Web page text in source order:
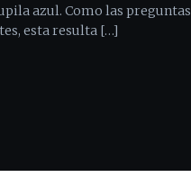
azul. Como las preguntas
esta resulta […]